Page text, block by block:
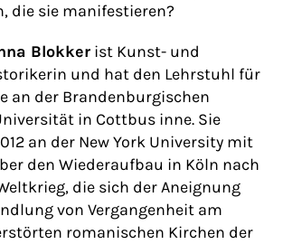
die sie manifestieren?
Blokker ist Kunst- und
und hat den Lehrstuhl für
an der Brandenburgischen
in Cottbus inne. Sie
an der New York University mit
den Wiederaufbau in Köln nach
die sich der Aneignung
von Vergangenheit am
romanischen Kirchen der